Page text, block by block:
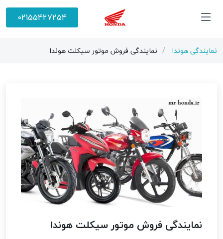
02155427254
نمایندگی هوندا نمایندگی فروش موتور سیکلت هوندا
نمایندگی فروش موتور سیکلت هوندا